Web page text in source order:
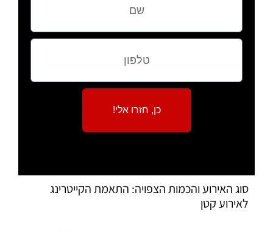
כן, חזרו אלי!
סוג האירוע והכמות הצפויה: התאמת הקייטרינג
לאירוע קטן